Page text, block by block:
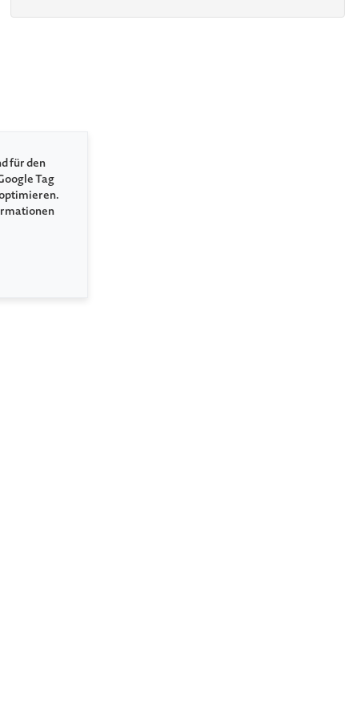
für den
Tag